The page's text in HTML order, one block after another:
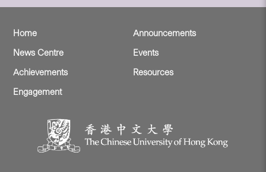
Home
Announcements
News Centre
Events
Achievements
Resources
Engagement